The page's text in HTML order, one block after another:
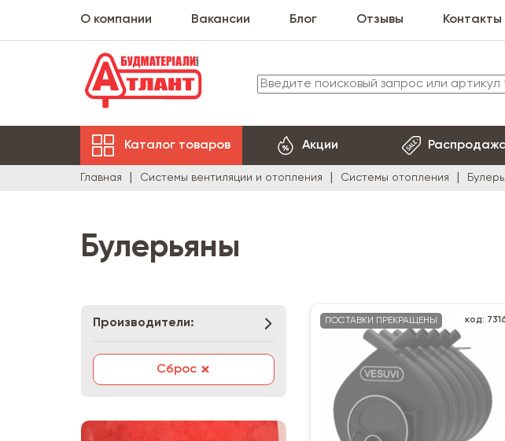
О компании Вакансии Блог Отзывы Контакты
Каталог товаров Акции
Главная Системы вентиляции и отопления Системы отопления
Булерьяны
Производители:
Сброс ×
ПОСТАВКИ ПРЕКРАЩЕНЫ код: